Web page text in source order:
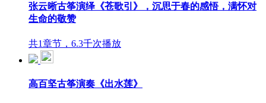
张云晰古筝演绎《苍歌引》，沉思于春的感悟，满怀对
生命的敬赞
共1章节，6.3千次播放
高百坚古筝演奏《出水莲》